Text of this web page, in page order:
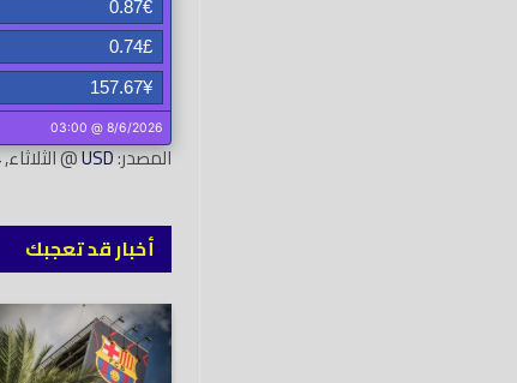
المصدر:USD@ الثلاثاء, 4 أغسطس.
أخبار قد تعجبك